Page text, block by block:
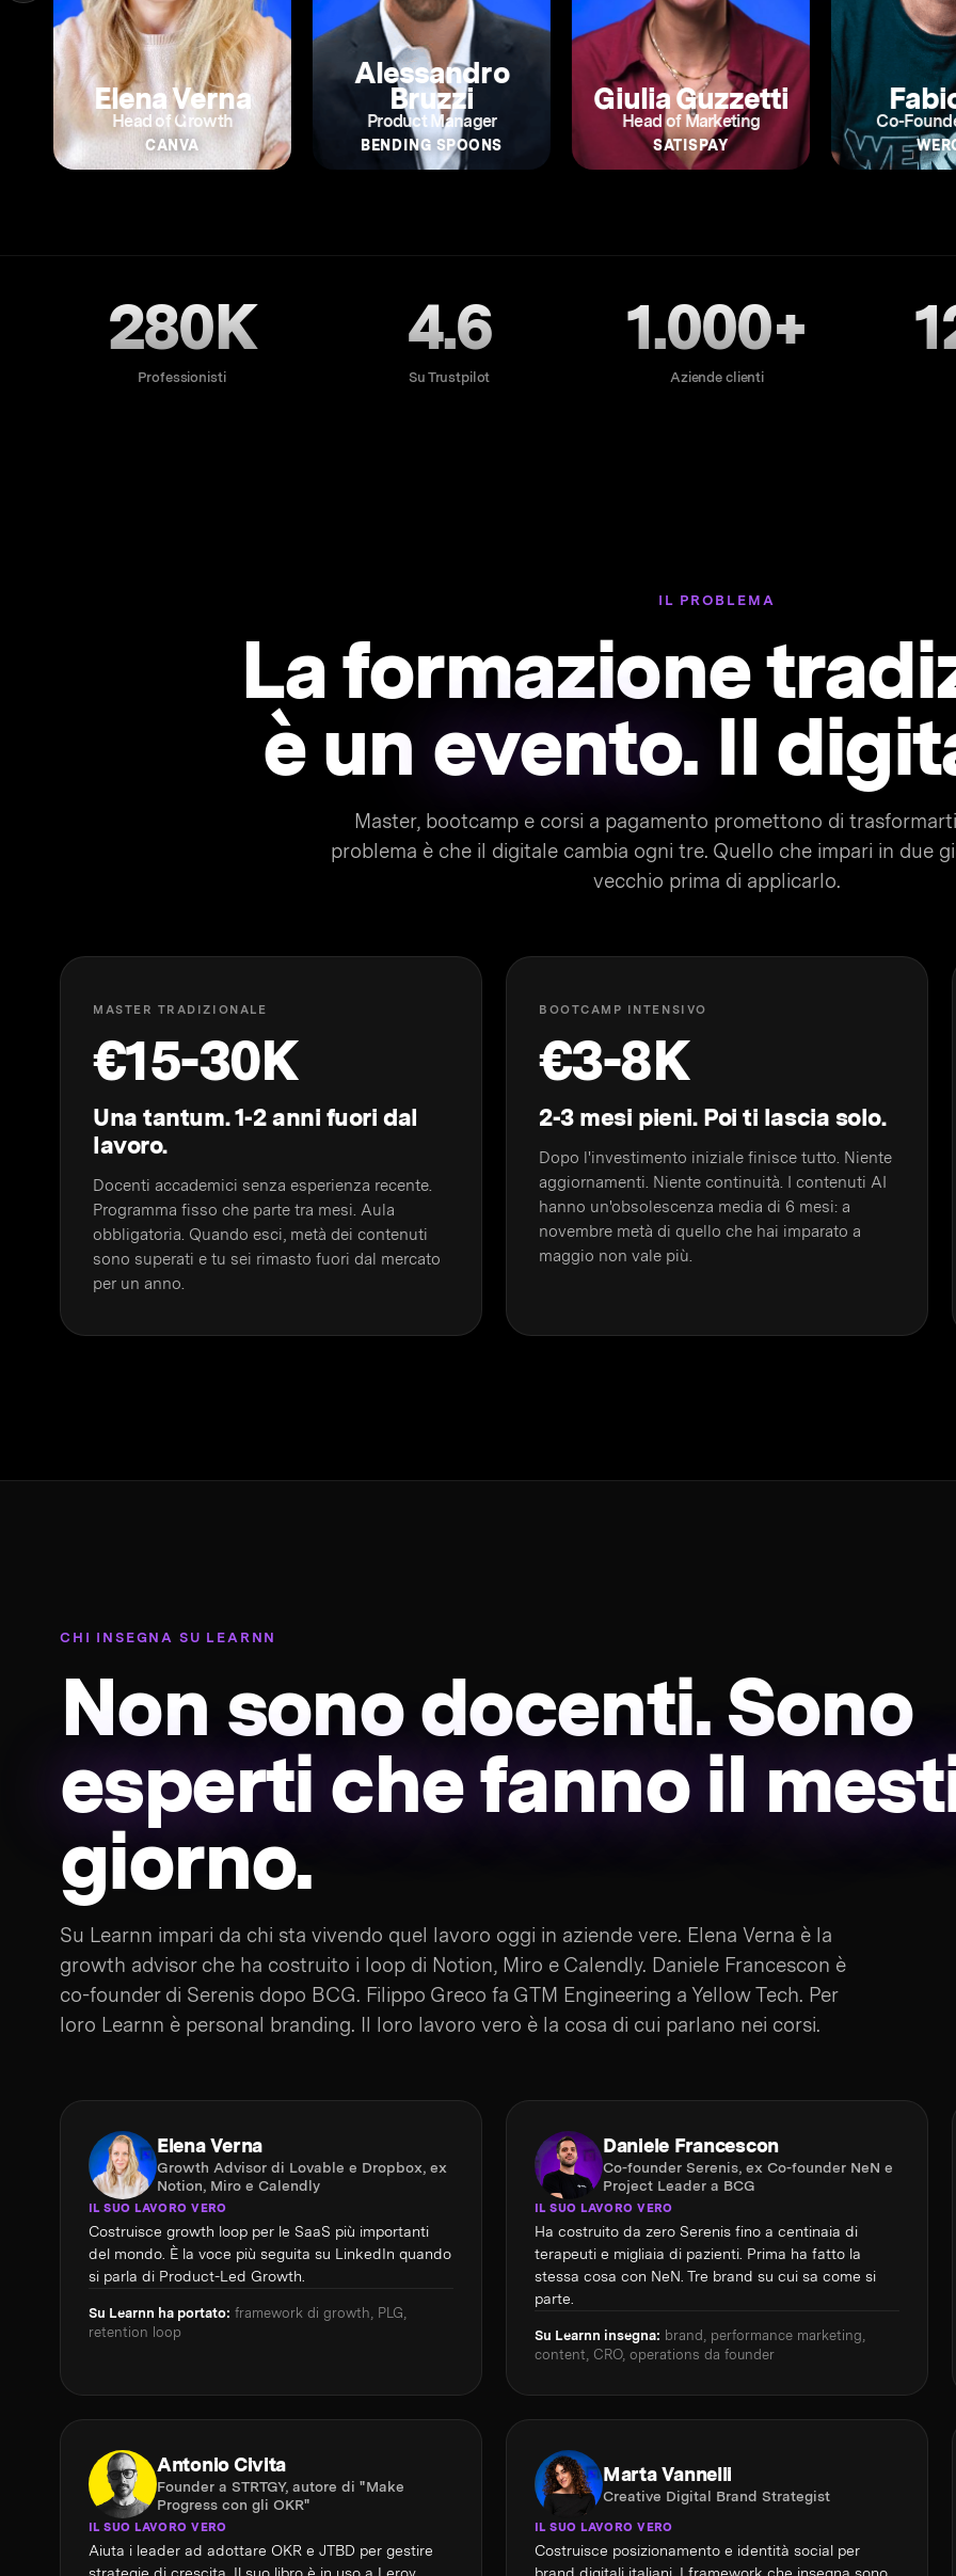
Alessandro
Bruzzi
Product Manager
BENDING SPOONS
Giulia Guzzetti
Head of Marketing
SATISPAY
Fabio Bin
Co-Founder & CMO
WEROAD
Senior
280K
Professionisti
4.6
Su Trustpilot
1.000+
Aziende clienti
IL PROBLEMA
La formazione
è un evento.Il
Master, bootcamp e corsi a pagamento promettono di
problema è che il digitale cambia ogni tre. Quello che impari in due
vecchio prima di applicarlo.
MASTER TRADIZIONALE
€15-30K
Una tantum. 1-2 anni fuori dal
lavoro.
Docenti accademici senza esperienza recente.
Programma fisso che parte tra mesi. Aula
obbligatoria. Quando esci, metà dei contenuti
sono superati e tu sei rimasto fuori dal mercato
per un anno.
BOOTCAMP INTENSIVO
€3-8K
2-3 mesi pieni. Poi ti lascia solo.
Dopo l'investimento iniziale finisce tutto. Niente
aggiornamenti. Niente continuità. I contenuti AI
hanno un'obsolescenza media di 6 mesi: a
novembre metà di quello che hai imparato a
maggio non vale più.
CHI INSEGNA SU LEARNN
Non sono docenti. Sono
esperti che fanno il
giorno.
Su Learnn impari da chi sta vivendo quel lavoro oggi in aziende vere. Elena Verna è la
growth advisor che ha costruito i loop di Notion, Miro e Calendly. Daniele Francescon è
co-founder di Serenis dopo BCG. Filippo Greco fa GTM Engineering a Yellow Tech. Per
loro Learnn è personal branding. Il loro lavoro vero è la cosa di cui parlano nei corsi.
Elena Verna
Growth Advisor di Lovable e Dropbox, ex
Notion, Miro e Calendly
IL SUO LAVORO VERO
Costruisce growth loop per le SaaS più importanti
del mondo. È la voce più seguita su LinkedIn quando
si parla di Product-Led Growth.
Su Learnn ha portato: framework di growth, PLG,
retention loop
Daniele Francescon
Co-founder Serenis, ex Co-founder NeN e
Project Leader a BCG
IL SUO LAVORO VERO
Ha costruito da zero Serenis fino a centinaia di
terapeuti e migliaia di pazienti. Prima ha fatto la
stessa cosa con NeN. Tre brand su cui sa come si
parte.
Su Learnn insegna: brand, performance marketing,
content, CRO, operations da founder
Antonio Civita
Founder a STRTGY, autore di "Make
Progress con gli OKR"
IL SUO LAVORO VERO
Aiuta i leader ad adottare OKR e JTBD per gestire
Marta Vannelli
Creative Digital Brand Strategist
IL SUO LAVORO VERO
Costruisce posizionamento e identità social per